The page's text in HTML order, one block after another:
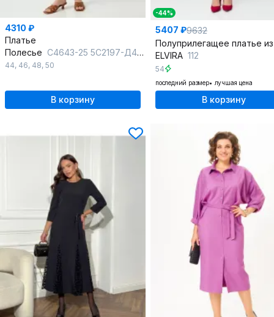
4310 ₽
Платье
Полесье С4643-25 5С2197-Д43 164 суровый+суровый
44, 46, 48, 50
В корзину
-44%
5407 ₽9632
ELVIRA 112
54
последний размер лучшая цена
В корзину